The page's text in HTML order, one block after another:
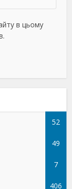
в цьому
52
49
7
406